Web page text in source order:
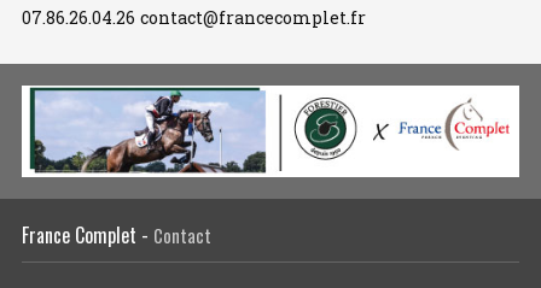
07.86.26.04.26 contact@francecomplet.fr
France Complet - Contact